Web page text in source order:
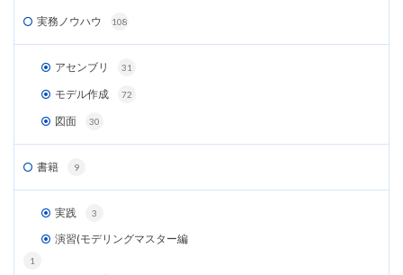
実務ノウハウ 108
アセンブリ 31
モデル作成 72
図面 30
書籍 9
実践 3
演習(モデリングマスター編
1